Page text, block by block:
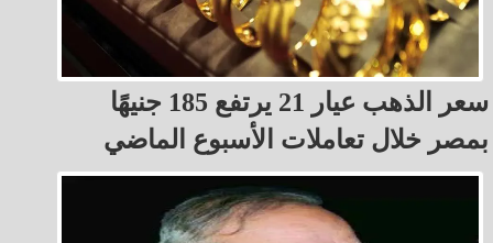
سعر الذهب عيار 21 يرتفع 185 جنيهًا
بمصر خلال تعاملات الأسبوع الماضي